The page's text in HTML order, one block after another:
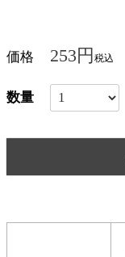
価格 253 税込